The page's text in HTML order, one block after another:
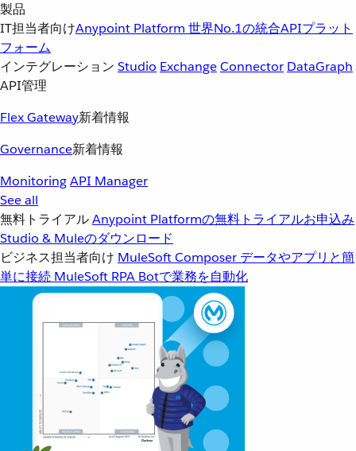
製品
IT担当者向けAnypoint Platform 世界No.1の統合APIプラット
フォーム
インテグレーション Studio ExchangeConnector DataGraph
API管理
Flex Gateway新着情報
Governance新着情報
MonitoringAPI Manager
See all
無料トライアルAnypoint Platformの無料トライアルお申込み
Studio & Muleのダウンロード
ビジネス担当者向け MuleSoft Composer データやアプリと簡
単に接続 MuleSoft RPA Botで業務を自動化